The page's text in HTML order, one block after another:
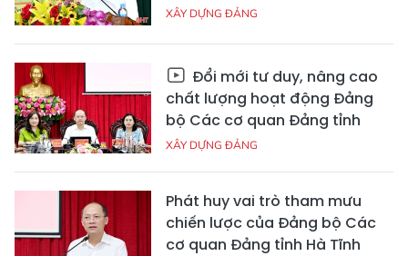
XÂY DỰNG ĐẢNG
Đổi mới tư duy, nâng cao
chất lượng hoạt động Đảng
bộ Các cơ quan Đảng tỉnh
XÂY DỰNG ĐẢNG
Phát huy vai trò tham mưu
chiến lược của Đảng bộ Các
cơ quan Đảng tỉnh Hà Tĩnh